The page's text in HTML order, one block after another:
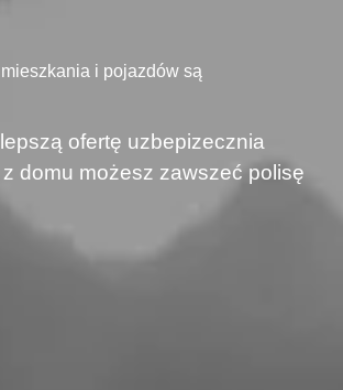
i pojazdów są
ofertę uzbepizecznia
domu możesz zawszeć polisę